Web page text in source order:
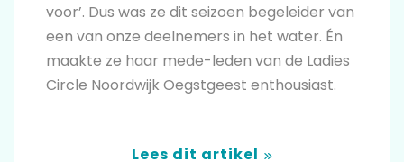
voor’. Dus was ze dit seizoen begeleider van
een van onze deelnemers in het water. Én
maakte ze haar mede-leden van de Ladies
Circle Noordwijk Oegstgeest enthousiast.
Lees dit artikel